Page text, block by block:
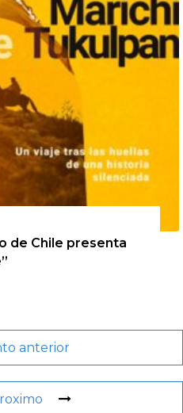
de Chile presenta
anterior